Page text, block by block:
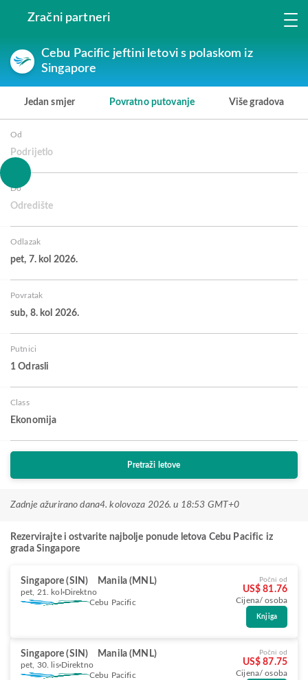
Zračni partneri
Cebu Pacific jeftini letovi s polaskom iz
Singapore
Jedan smjer Povratno putovanje Više gradova
Od
Podrijetlo
Do
Odredište
Odlazak
pet, 7. kol 2026.
Povratak
sub, 8. kol 2026.
Putnici
1 Odrasli
Class
Ekonomija
Pretraži letove
Zadnje ažurirano dana4. kolovoza 2026. u 18:53 GMT+0
Rezervirajte i ostvarite najbolje ponude letova Cebu Pacific iz
grada Singapore
Singapore (SIN) Manila (MNL)
pet, 21. kol Direktno
Cebu Pacific
Počni od
US$ 81.76
Cijena/ osoba
Knjiga
Singapore (SIN) Manila (MNL)
pet, 30. lis Direktno
Cebu Pacific
Počni od
US$ 87.75
Cijena/ osoba